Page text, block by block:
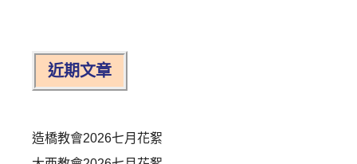
近期文章
造橋教會2026七月花絮